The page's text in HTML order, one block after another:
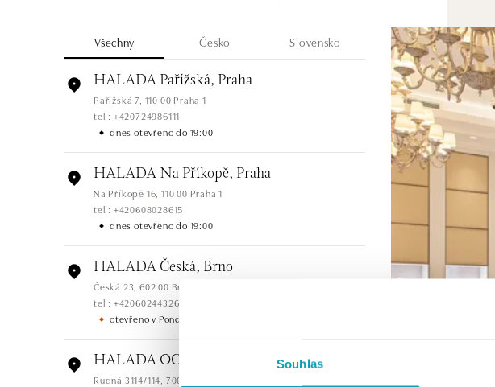
Souhlas
Všechny Česko Slovensko
HALADA Pařížská, Praha
Pařížská 7, 110 00 Praha 1
tel.: +420724986111
dnes otevřeno do 19:00
HALADA Na Příkopě, Praha
Na Příkopě 16, 110 00 Praha 1
tel.: +420608028615
dnes otevřeno do 19:00
HALADA Česká, Brno
Česká 23, 602 00 Brno
tel.: +420602443261
otevřeno v Pondělí od 09:00
HALADA OC Avion, Ostrava
Rudná 3114/114, 700 30 Ostrava-Zábřeh